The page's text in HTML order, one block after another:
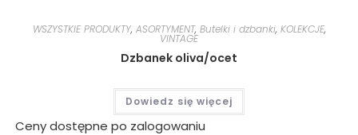
WSZYSTKIE PRODUKTY, ASORTYMENT, Butelki i dzbanki, KOLEKCJE,
VINTAGE
Dzbanek oliva/ocet
Dowiedz się więcej
Ceny dostępne po zalogowaniu